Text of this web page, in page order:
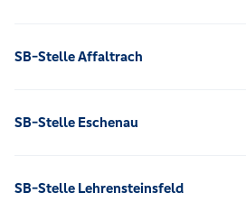
SB-Stelle Affaltrach
SB-Stelle Eschenau
SB-Stelle Lehrensteinsfeld